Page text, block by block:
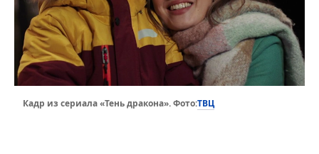
Кадр из сериала «Тень дракона». Фото:ТВЦ